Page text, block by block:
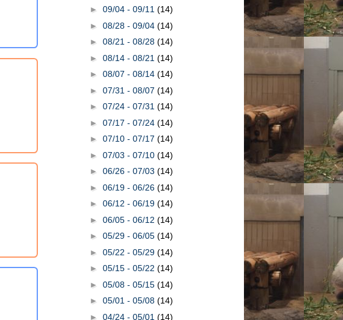
► 09/04 - 09/11 (14)
► 08/28 - 09/04 (14)
► 08/21 - 08/28 (14)
► 08/14 - 08/21 (14)
► 08/07 - 08/14 (14)
► 07/31 - 08/07 (14)
► 07/24 - 07/31 (14)
► 07/17 - 07/24 (14)
► 07/10 - 07/17 (14)
► 07/03 - 07/10 (14)
► 06/26 - 07/03 (14)
► 06/19 - 06/26 (14)
► 06/12 - 06/19 (14)
► 06/05 - 06/12 (14)
► 05/29 - 06/05 (14)
► 05/22 - 05/29 (14)
► 05/15 - 05/22 (14)
► 05/08 - 05/15 (14)
► 05/01 - 05/08 (14)
► 04/24 - 05/01 (14)